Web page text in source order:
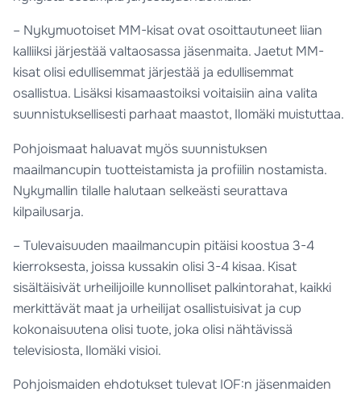
– Nykymuotoiset MM-kisat ovat osoittautuneet liian
kalliiksi järjestää valtaosassa jäsenmaita. Jaetut MM-
kisat olisi edullisemmat järjestää ja edullisemmat
osallistua. Lisäksi kisamaastoiksi voitaisiin aina valita
suunnistuksellisesti parhaat maastot, Ilomäki muistuttaa.
Pohjoismaat haluavat myös suunnistuksen
maailmancupin tuotteistamista ja profiilin nostamista.
Nykymallin tilalle halutaan selkeästi seurattava
kilpailusarja.
– Tulevaisuuden maailmancupin pitäisi koostua 3-4
kierroksesta, joissa kussakin olisi 3-4 kisaa. Kisat
sisältäisivät urheilijoille kunnolliset palkintorahat, kaikki
merkittävät maat ja urheilijat osallistuisivat ja cup
kokonaisuutena olisi tuote, joka olisi nähtävissä
televisiosta, Ilomäki visioi.
Pohjoismaiden ehdotukset tulevat IOF:n jäsenmaiden